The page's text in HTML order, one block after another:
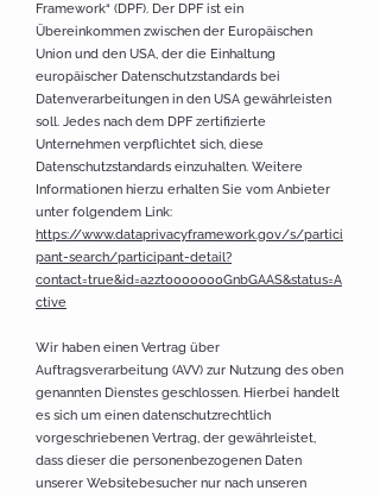
Framework“ (DPF). Der DPF ist ein
Übereinkommen zwischen der Europäischen
Union und den USA, der die Einhaltung
europäischer Datenschutzstandards bei
Datenverarbeitungen in den USA gewährleisten
soll. Jedes nach dem DPF zertifizierte
Unternehmen verpflichtet sich, diese
Datenschutzstandards einzuhalten. Weitere
Informationen hierzu erhalten Sie vom Anbieter
unter folgendem Link:
https://www.dataprivacyframework.gov/s/partici
pant-search/participant-detail?
contact=true&id=a2zt0000000GnbGAAS&status=A
ctive
Wir haben einen Vertrag über
Auftragsverarbeitung (AVV) zur Nutzung des oben
genannten Dienstes geschlossen. Hierbei handelt
es sich um einen datenschutzrechtlich
vorgeschriebenen Vertrag, der gewährleistet,
dass dieser die personenbezogenen Daten
unserer Websitebesucher nur nach unseren